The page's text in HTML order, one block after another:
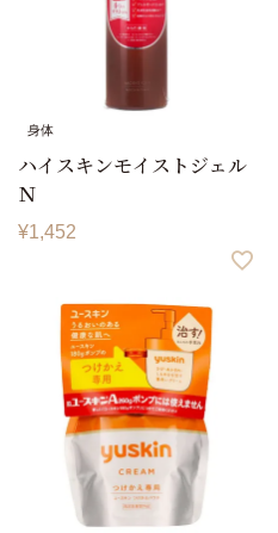
身体
ハイスキンモイストジェル
Ｎ
¥1,452